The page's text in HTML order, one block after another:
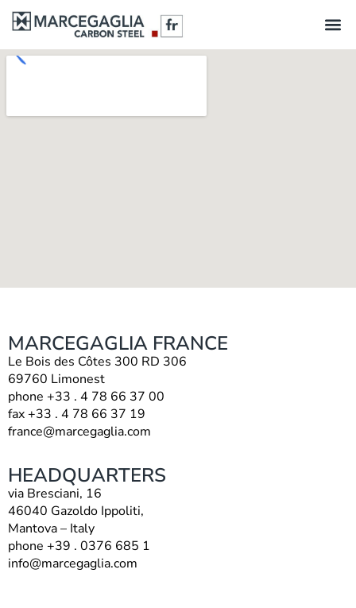
MARCEGAGLIA FRANCE
Le Bois des Côtes 300 RD 306
69760 Limonest
phone +33 . 4 78 66 37 00
fax +33 . 4 78 66 37 19
france@marcegaglia.com
HEADQUARTERS
via Bresciani, 16
46040 Gazoldo Ippoliti,
Mantova – Italy
phone +39 . 0376 685 1
info@marcegaglia.com